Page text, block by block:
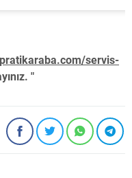
servis-
"